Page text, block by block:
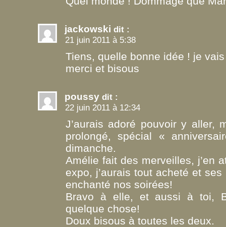
jackowski dit :
21 juin 2011 à 5:38
Tiens, quelle bonne idée ! je
merci et bisous
poussy dit :
22 juin 2011 à 12:34
J’aurais adoré pouvoir y aller,
prolongé, spécial «
dimanche.
Amélie fait des merveilles, j’en
expo, j’aurais tout acheté et
enchanté nos soirées!
Bravo à elle, et aussi à toi,
quelque chose!
Doux bisous à toutes les deux.